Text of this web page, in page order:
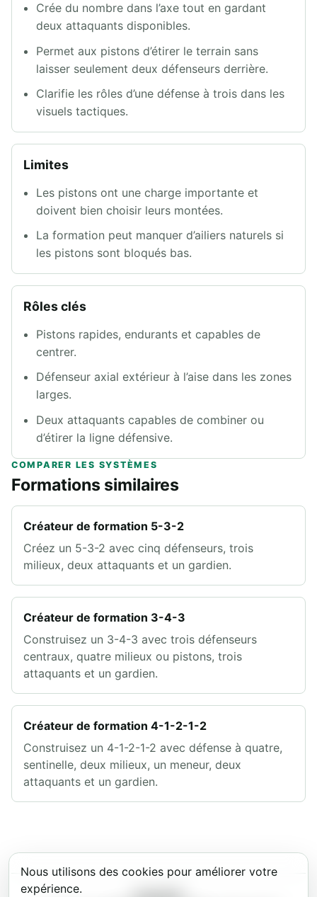
Nous utilisons des cookies pour améliorer votre
expérience.
Crée du nombre dans l’axe tout en gardant
deux attaquants disponibles.
Permet aux pistons d’étirer le terrain sans
laisser seulement deux défenseurs derrière.
Clarifie les rôles d’une défense à trois dans les
visuels tactiques.
Limites
Les pistons ont une charge importante et
doivent bien choisir leurs montées.
La formation peut manquer d’ailiers naturels si
les pistons sont bloqués bas.
Rôles clés
Pistons rapides, endurants et capables de
centrer.
Défenseur axial extérieur à l’aise dans les zones
larges.
Deux attaquants capables de combiner ou
d’étirer la ligne défensive.
COMPARER LES SYSTÈMES
Formations similaires
Créateur de formation 5-3-2
Créez un 5-3-2 avec cinq défenseurs, trois
milieux, deux attaquants et un gardien.
Créateur de formation 3-4-3
Construisez un 3-4-3 avec trois défenseurs
centraux, quatre milieux ou pistons, trois
attaquants et un gardien.
Créateur de formation 4-1-2-1-2
Construisez un 4-1-2-1-2 avec défense à quatre,
sentinelle, deux milieux, un meneur, deux
attaquants et un gardien.